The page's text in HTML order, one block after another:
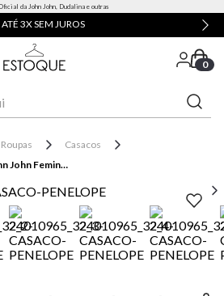
da John John, Dudalina e outras
ATÉ 3X SEM JUROS
0
Roupas
Casacos
Casaco Amplo Penélope John John Feminino